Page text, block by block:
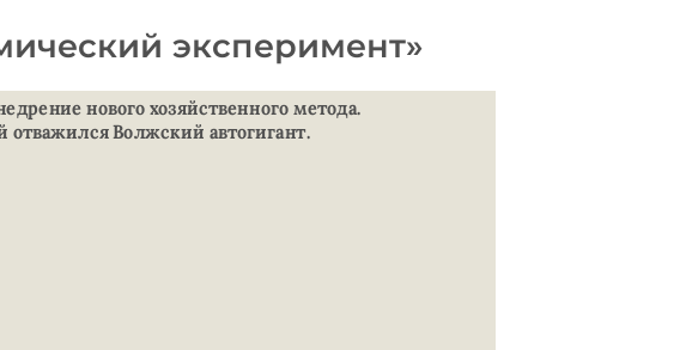
эксперимент»
нового хозяйственного метода.
отважился Волжский автогигант.